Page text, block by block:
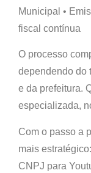
Municipal •
fiscal contínua
O processo
dependendo do
e da prefeitura.
especializada,
Com o passo a
mais
CNPJ para